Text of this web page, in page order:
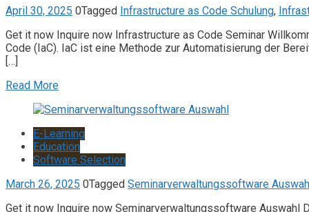
April 30, 2025 0Tagged Infrastructure as Code Schulung,
Get it now Inquire now Infrastructure as Code Seminar
Code (IaC). IaC ist eine Methode zur Automatisierung der
[…]
Read More
E-Learning
Education
Software Selection
March 26, 2025 0Tagged Seminarverwaltungssoftware
Get it now Inquire now Seminarverwaltungssoftware